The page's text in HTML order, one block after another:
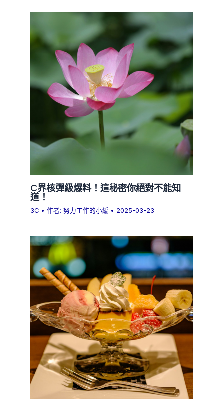
C界核彈級爆料！這秘密你絕對不能知
道！
3C • 作者:努力工作的小編 • 2025-03-23